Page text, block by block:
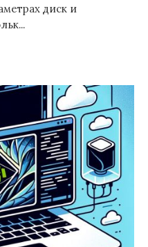
диск и